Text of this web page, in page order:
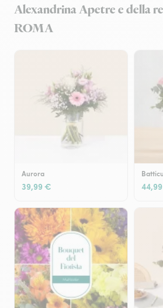
Alexandrina Apetre e della
ROMA
Aurora
39,99 €